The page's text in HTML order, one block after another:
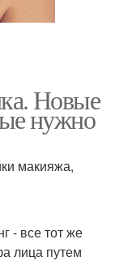
Новые
нужно
макияжа,
- все тот же
лица путем